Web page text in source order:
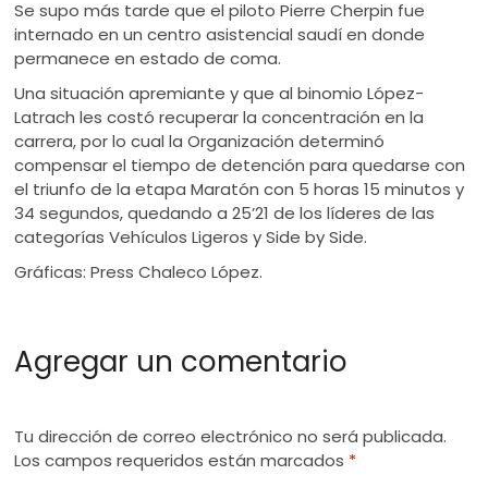
Se supo más tarde que el piloto Pierre Cherpin fue
internado en un centro asistencial saudí en donde
permanece en estado de coma.
Una situación apremiante y que al binomio López-
Latrach les costó recuperar la concentración en la
carrera, por lo cual la Organización determinó
compensar el tiempo de detención para quedarse con
el triunfo de la etapa Maratón con 5 horas 15 minutos y
34 segundos, quedando a 25’21 de los líderes de las
categorías Vehículos Ligeros y Side by Side.
Gráficas: Press Chaleco López.
Agregar un comentario
Tu dirección de correo electrónico no será publicada.
Los campos requeridos están marcados *